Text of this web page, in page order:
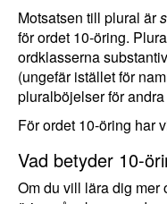
Motsatsen till plural är
för ordet 10-öring.
ordklasserna
(ungefär istället för
pluralböjelser för
För ordet 10-öring har
Vad betyder 10-
Om du vill lära dig mer